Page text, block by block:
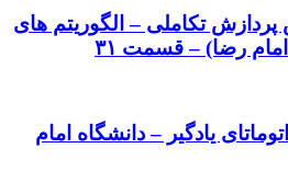
پردازش تکاملی – الگوریتم های
رضا) – قسمت ۳۱
یادگیر – دانشگاه امام